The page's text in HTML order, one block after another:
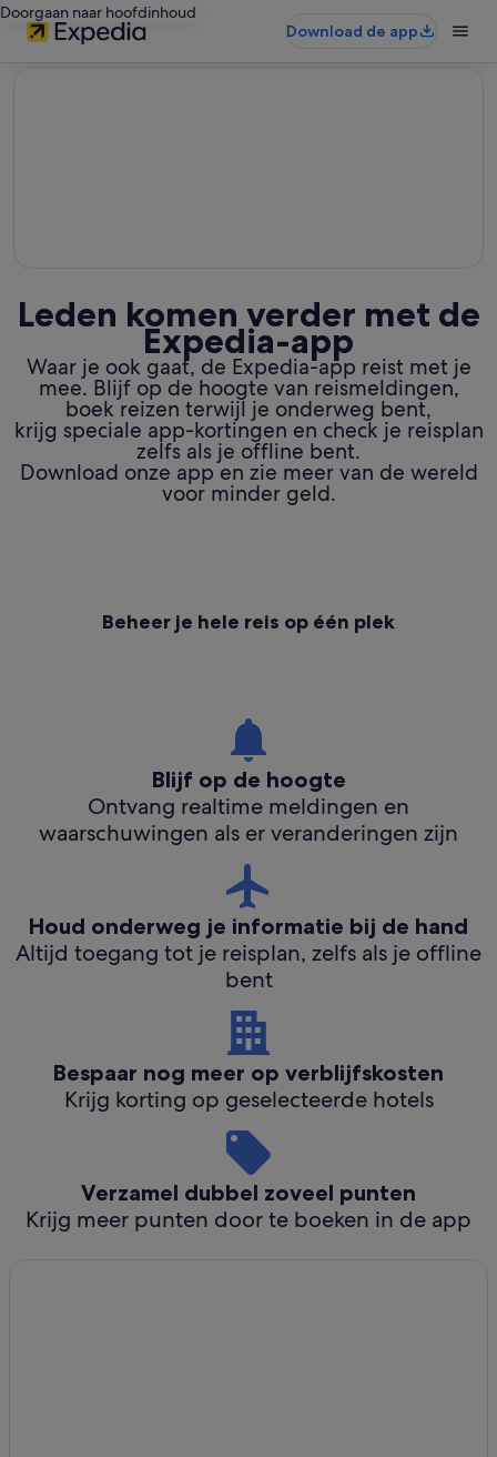
Doorgaan naar hoofdinhoud
Download de app
Leden komen verder met de
Expedia-app
Waar je ook gaat, de Expedia-app reist met je
mee. Blijf op de hoogte van reismeldingen,
boek reizen terwijl je onderweg bent,
krijg speciale app-kortingen en check je reisplan
zelfs als je offline bent.
Download onze app en zie meer van de wereld
voor minder geld.
Beheer je hele reis op één plek
Blijf op de hoogte
Ontvang realtime meldingen en
waarschuwingen als er veranderingen zijn
Houd onderweg je informatie bij de hand
Altijd toegang tot je reisplan, zelfs als je offline
bent
Bespaar nog meer op verblijfskosten
Krijg korting op geselecteerde hotels
Verzamel dubbel zoveel punten
Krijg meer punten door te boeken in de app